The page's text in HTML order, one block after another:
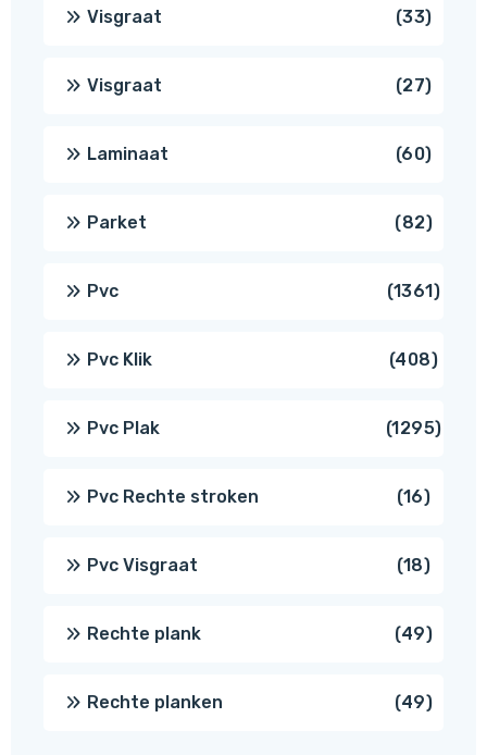
Visgraat 3333
Visgraat 2727
Laminaat 6060
Parket 8282
Pvc 13611361
Pvc Klik 408408
Pvc Plak 12951295
Pvc Rechte stroken 1616
Pvc Visgraat 1818
Rechte plank 4949
Rechte planken 4949